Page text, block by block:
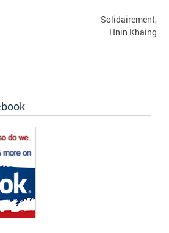
Solidairement,
Hnin Khaing